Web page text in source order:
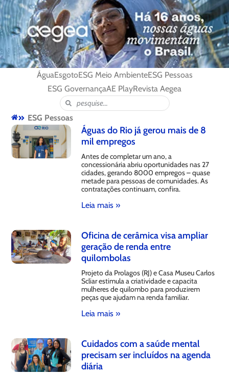
ÁguaEsgotoESG Meio AmbienteESG Pessoas
ESG GovernançaAE PlayRevista Aegea
ESG Pessoas
Águas do Rio já gerou mais de 8
mil empregos
Antes de completar um ano, a
concessionária abriu oportunidades nas 27
cidades, gerando 8000 empregos – quase
metade para pessoas de comunidades. As
contratações continuam, confira.
Leia mais »
Oficina de cerâmica visa ampliar
geração de renda entre
quilombolas
Projeto da Prolagos (RJ) e Casa Museu Carlos
Scliar estimula a criatividade e capacita
mulheres de quilombo para produzirem
peças que ajudam na renda familiar.
Leia mais »
Cuidados com a saúde mental
precisam ser incluídos na agenda
diária